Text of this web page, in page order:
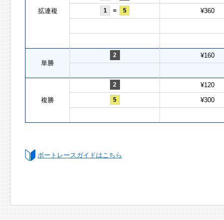
拡連複 1 = 5 ¥360
単勝
2 ¥160
複勝
2 ¥120
5 ¥300
ボートレースガイドはこちら